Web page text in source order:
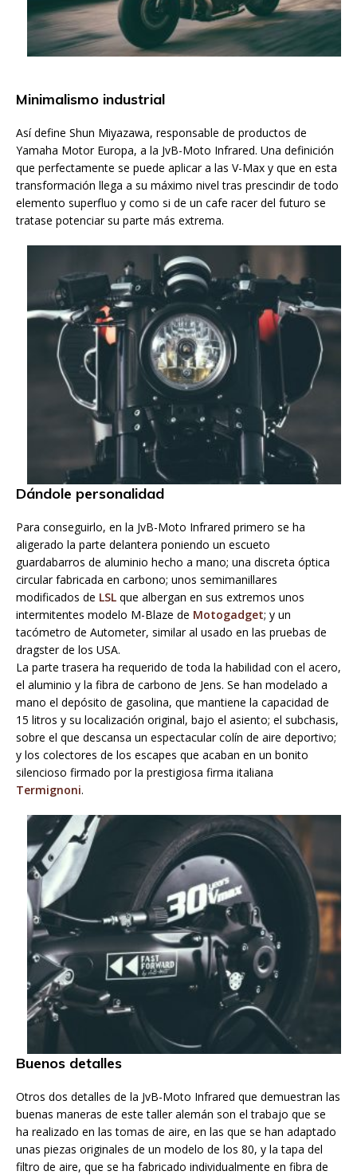
Minimalismo industrial
Así define Shun Miyazawa, responsable de productos de
Yamaha Motor Europa, a la JvB-Moto Infrared. Una definición
que perfectamente se puede aplicar a las V-Max y que en esta
transformación llega a su máximo nivel tras prescindir de todo
elemento superfluo y como si de un cafe racer del futuro se
tratase potenciar su parte más extrema.
Dándole personalidad
Para conseguirlo, en la JvB-Moto Infrared primero se ha
aligerado la parte delantera poniendo un escueto
guardabarros de aluminio hecho a mano; una discreta óptica
circular fabricada en carbono; unos semimanillares
modificados de LSL que albergan en sus extremos unos
intermitentes modelo M-Blaze de Motogadget; y un
tacómetro de Autometer, similar al usado en las pruebas de
dragster de los USA.
La parte trasera ha requerido de toda la habilidad con el acero,
el aluminio y la fibra de carbono de Jens. Se han modelado a
mano el depósito de gasolina, que mantiene la capacidad de
15 litros y su localización original, bajo el asiento; el subchasis,
sobre el que descansa un espectacular colín de aire deportivo;
y los colectores de los escapes que acaban en un bonito
silencioso firmado por la prestigiosa firma italiana
Termignoni.
Buenos detalles
Otros dos detalles de la JvB-Moto Infrared que demuestran las
buenas maneras de este taller alemán son el trabajo que se
ha realizado en las tomas de aire, en las que se han adaptado
unas piezas originales de un modelo de los 80, y la tapa del
filtro de aire, que se ha fabricado individualmente en fibra de